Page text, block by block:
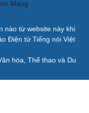
nào từ website này khi
Điện tử Tiếng nói Việt
hóa, Thể thao và Du